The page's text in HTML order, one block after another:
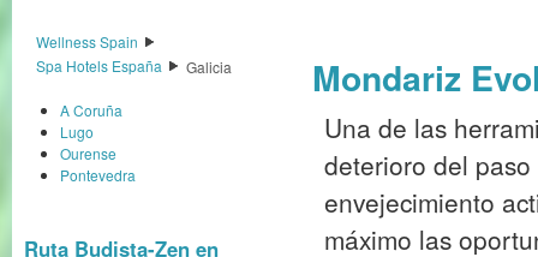
Wellness Spain
Spa Hotels España
Galicia
A Coruña
Lugo
Ourense
Pontevedra
Ruta Budista-Zen en
Mondariz
Una de las
deterioro del
envejecimiento
máximo las